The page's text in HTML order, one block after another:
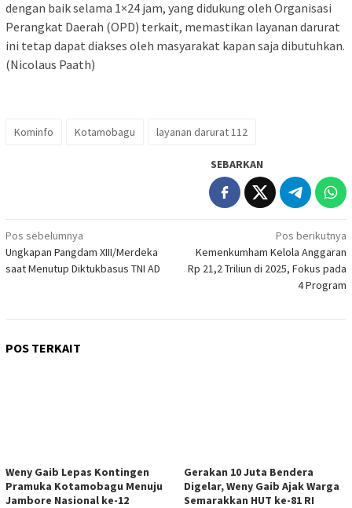
dengan baik selama 1×24 jam, yang didukung oleh Organisasi
Perangkat Daerah (OPD) terkait, memastikan layanan darurat
ini tetap dapat diakses oleh masyarakat kapan saja dibutuhkan.
(Nicolaus Paath)
Kominfo Kotamobagu layanan darurat 112
SEBARKAN
Navigasi
pos
Pos sebelumnya
Ungkapan Pangdam XIII/Merdeka
saat Menutup Diktukbasus TNI AD
Pos berikutnya
Kemenkumham Kelola Anggaran
Rp 21,2 Triliun di 2025, Fokus pada
4 Program
POS TERKAIT
Weny Gaib Lepas Kontingen
Pramuka Kotamobagu Menuju
Jambore Nasional ke-12
Gerakan 10 Juta Bendera
Digelar, Weny Gaib Ajak Warga
Semarakkan HUT ke-81 RI